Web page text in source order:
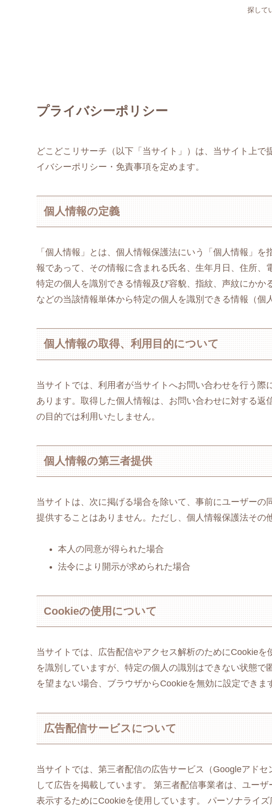
探して
プライバシーポリシー
どこどこリサーチ（以下「当サイト」）は、当サイト上で
イバシーポリシー・免責事項を定めます。
個人情報の定義
「個人情報」とは、個人情報保護法にいう「個人情報」
報であって、その情報に含まれる氏名、生年月日、住所、
特定の個人を識別できる情報及び容貌、指紋、声紋にかか
などの当該情報単体から特定の個人を識別できる情報（個
個人情報の取得、利用目的について
当サイトでは、利用者が当サイトへお問い合わせを行う際
あります。取得した個人情報は、お問い合わせに対する返
の目的では利用いたしません。
個人情報の第三者提供
当サイトは、次に掲げる場合を除いて、事前にユーザーの
提供することはありません。ただし、個人情報保護法その
本人の同意が得られた場合
法令により開示が求められた場合
Cookieの使用について
当サイトでは、広告配信やアクセス解析のためにCookie
を識別していますが、特定の個人の識別はできない状態で
を望まない場合、ブラウザからCookieを無効に設定できま
広告配信サービスについて
当サイトでは、第三者配信の広告サービス（Googleアド
して広告を掲載しています。 第三者配信事業者は、ユー
表示するためにCookieを使用しています。 パーソナライ